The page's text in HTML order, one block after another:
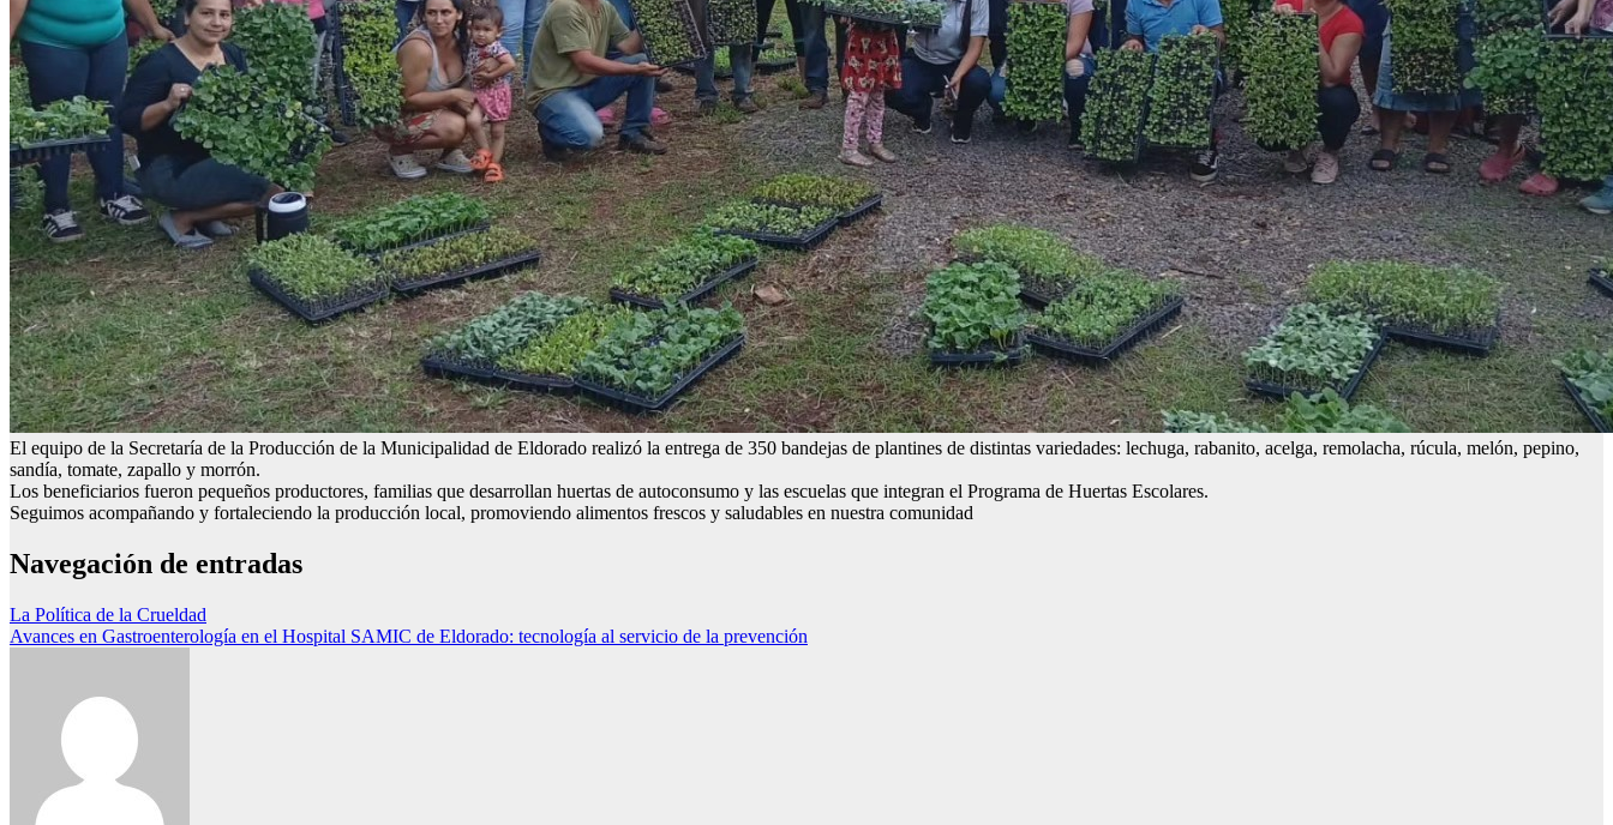
El equipo de la Secretaría de la Producción de la Municipalidad de Eldorado realizó la entrega de 350 bandejas de plantines de distintas variedades: lechuga, rabanito, acelga, remolacha, rúcula, melón, pepino,
sandía, tomate, zapallo y morrón.
Los beneficiarios fueron pequeños productores, familias que desarrollan huertas de autoconsumo y las escuelas que integran el Programa de Huertas Escolares.
Seguimos acompañando y fortaleciendo la producción local, promoviendo alimentos frescos y saludables en nuestra comunidad
Navegación de entradas
La Política de la Crueldad
Avances en Gastroenterología en el Hospital SAMIC de Eldorado: tecnología al servicio de la prevención